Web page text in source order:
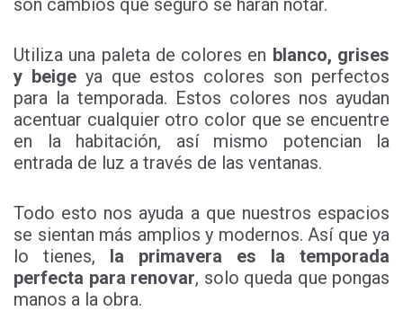
Utiliza una paleta de colores en blanco, grises
y beigeya que estos colores son perfectos
para la temporada. Estos colores nos ayudan
acentuar cualquier otro color que se encuentre
en la habitación, así mismo potencian la
entrada de luz a través de las ventanas.
Todo esto nos ayuda a que nuestros espacios
se sientan más amplios y modernos. Así que ya
lo tienes, la primavera es la temporada
perfecta para renovar, solo queda que pongas
manos a la obra.